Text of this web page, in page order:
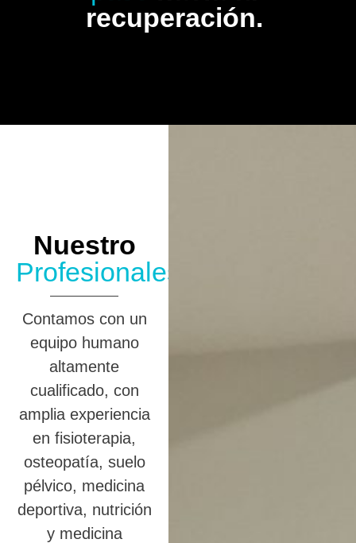
recuperación.
Nuestro
Profesionales
Contamos con un
equipo humano
altamente
cualificado, con
amplia experiencia
en fisioterapia,
osteopatía, suelo
pélvico, medicina
deportiva, nutrición
y medicina